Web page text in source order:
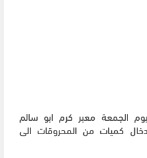
الجمعة معبر كرم ابو سالم
كميات من المحروقات الى